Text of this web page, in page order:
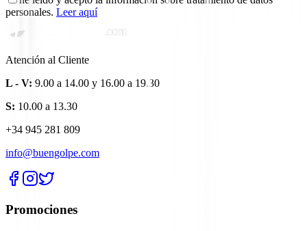
personales. Leer aquí
Atención al Cliente
L - V: 9.00 a 14.00 y 16.00 a 19.30
S: 10.00 a 13.30
+34 945 281 809
info@buengolpe.com
Promociones